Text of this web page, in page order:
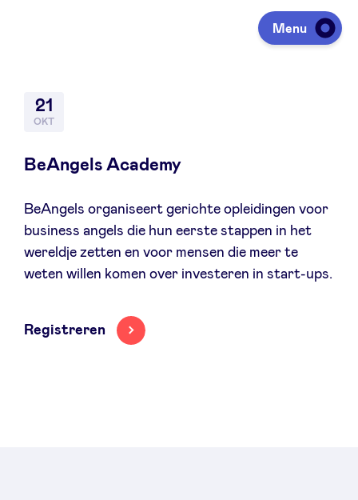
Menu
Fondsen ophalen
Portfolio
Agenda
Over ons
21
OKT
BeAngels Academy
BeAngels organiseert gerichte opleidingen voor
business angels die hun eerste stappen in het
wereldje zetten en voor mensen die meer te
weten willen komen over investeren in start-ups.
Registreren